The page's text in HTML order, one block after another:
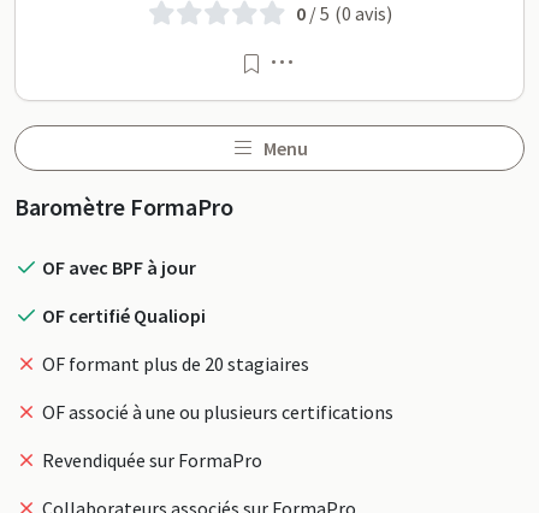
0/ 5 (0 avis)
Menu
Profil
Baromètre FormaPro
OF avec BPF à jour
OF certifié Qualiopi
OF formant plus de 20 stagiaires
OF associé à une ou plusieurs certifications
Revendiquée sur FormaPro
Collaborateurs associés sur FormaPro